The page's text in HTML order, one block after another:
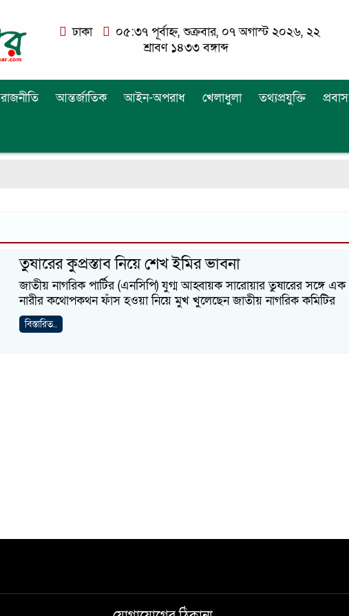
ঢাকা
০৫:৩৭ পূর্বাহ্ন, শুক্রবার, ০৭ অগাস্ট ২০২৬, ২২
শ্রাবণ ১৪৩৩ বঙ্গাব্দ
রাজনীতি আন্তর্জাতিক আইন-অপরাধ খেলাধুলা তথ্যপ্রযুক্তি প্রবাস
তুষারের কুপ্রস্তাব নিয়ে শেখ ইমির ভাবনা
জাতীয় নাগরিক পার্টির (এনসিপি) যুগ্ম আহ্বায়ক সারোয়ার তুষারের সঙ্গে এক
নারীর কথোপকথন ফাঁস হওয়া নিয়ে মুখ খুলেছেন জাতীয় নাগরিক কমিটির
বিস্তারিত..